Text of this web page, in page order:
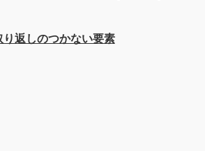
り返しのつかない要素